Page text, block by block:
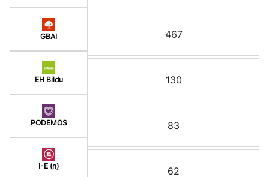
GBAI
EH Bildu
PODEMOS
I-E (n)
467
130
83
62